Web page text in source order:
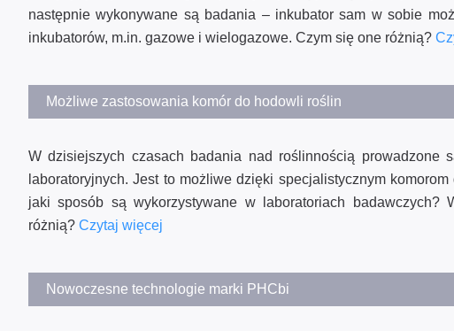
następnie wykonywane są badania – inkubator sam w sobie
inkubatorów, m.in. gazowe i wielogazowe. Czym się one różnią?
Możliwe zastosowania komór do hodowli roślin
W dzisiejszych czasach badania nad roślinnością
laboratoryjnych. Jest to możliwe dzięki specjalistycznym
jaki sposób są wykorzystywane w laboratoriach
różnią? Czytaj więcej
Nowoczesne technologie marki PHCbi